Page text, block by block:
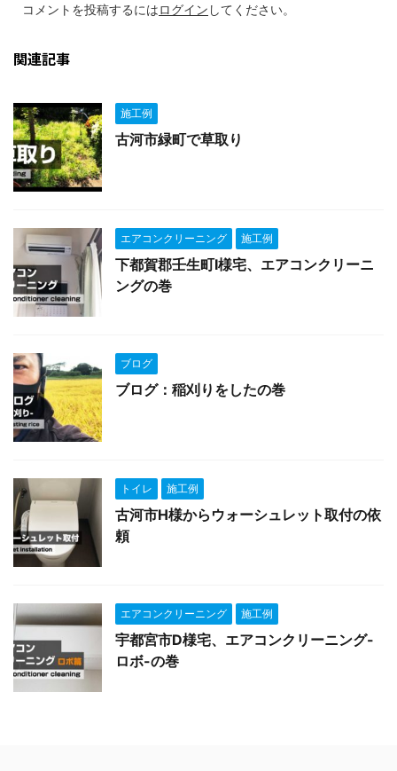
コメントを投稿するにはログイン してください。
関連記事
施工例
古河市緑町で草取り
エアコンクリーニング 施工例
下都賀郡壬生町I様宅、エアコンクリーニ
ングの巻
ブログ
ブログ：稲刈りをしたの巻
トイレ 施工例
古河市H様からウォーシュレット取付の依
頼
エアコンクリーニング 施工例
宇都宮市D様宅、エアコンクリーニング-
ロボ-の巻